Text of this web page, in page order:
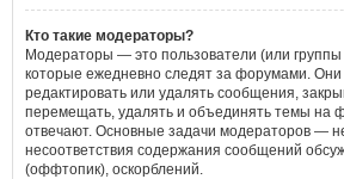
Кто такие модераторы?
Модераторы — это пользователи (или группы
которые ежедневно следят за форумами.
редактировать или удалять сообщения,
перемещать, удалять и объединять темы на
отвечают. Основные задачи модераторов —
несоответствия содержания сообщений
(оффтопик), оскорблений.